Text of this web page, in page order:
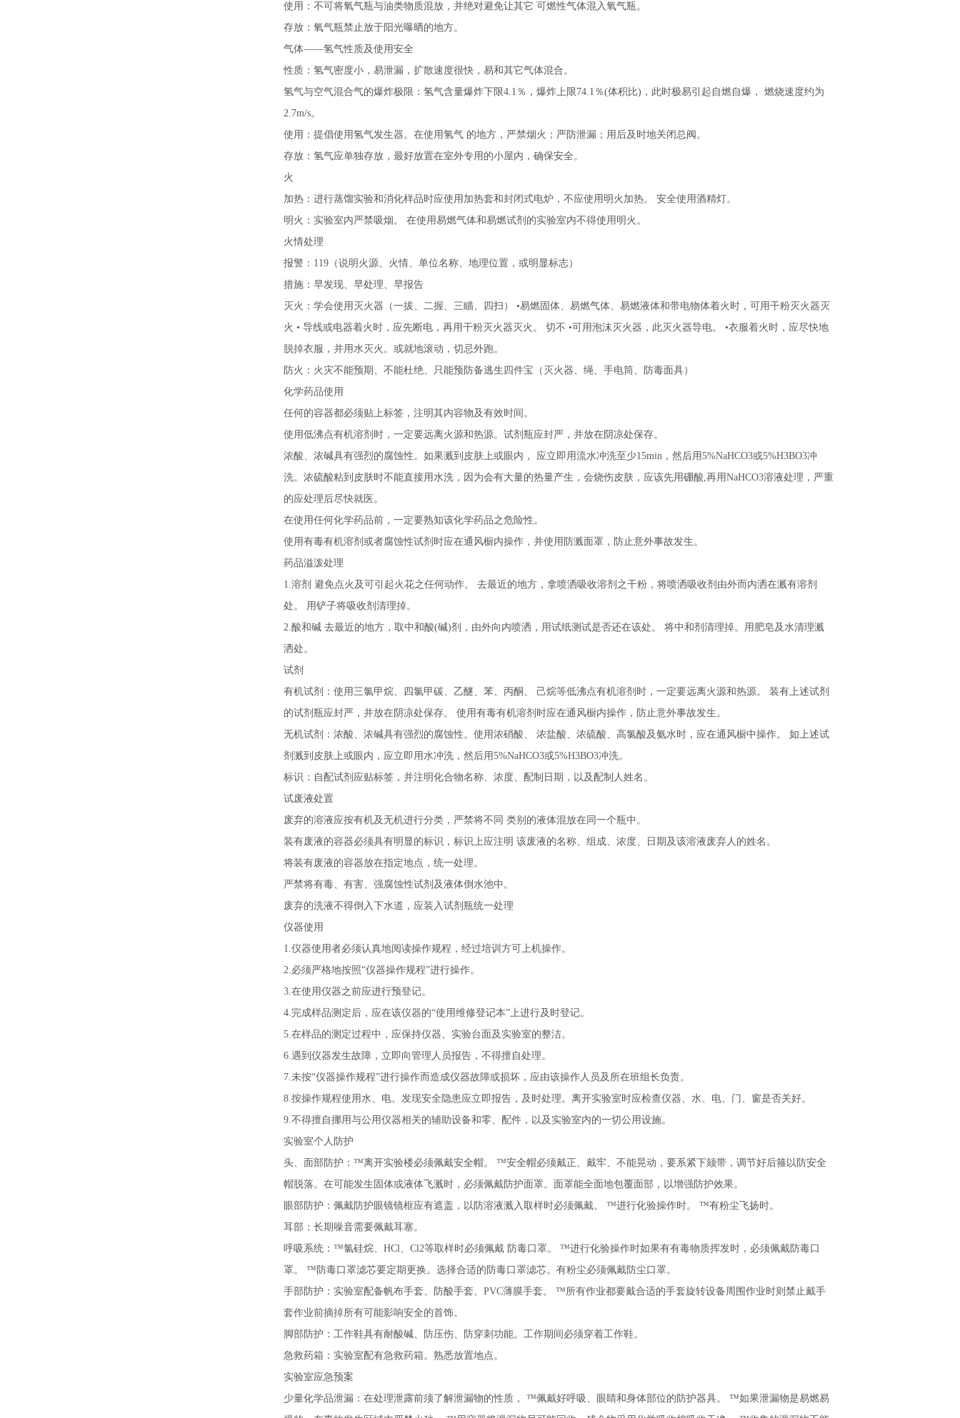
使用：不可将氧气瓶与油类物质混放，并绝对避免让其它 可燃性气体混入氧气瓶。
存放：氧气瓶禁止放于阳光曝晒的地方。
气体——氢气性质及使用安全
性质：氢气密度小，易泄漏，扩散速度很快，易和其它气体混合。
氢气与空气混合气的爆炸极限：氢气含量爆炸下限4.1％，爆炸上限74.1％(体积比)，此时极易引起自燃自爆， 燃烧速度约为
2.7m/s。
使用：提倡使用氢气发生器。在使用氢气 的地方，严禁烟火；严防泄漏；用后及时地关闭总阀。
存放：氢气应单独存放，最好放置在室外专用的小屋内，确保安全。
火
加热：进行蒸馏实验和消化样品时应使用加热套和封闭式电炉，不应使用明火加热。 安全使用酒精灯。
明火：实验室内严禁吸烟。 在使用易燃气体和易燃试剂的实验室内不得使用明火。
火情处理
报警：119（说明火源、火情、单位名称、地理位置，或明显标志）
措施：早发现、早处理、早报告
灭火：学会使用灭火器（一拔、二握、三瞄、四扫） •易燃固体、易燃气体、易燃液体和带电物体着火时，可用干粉灭火器灭
火 • 导线或电器着火时，应先断电，再用干粉灭火器灭火。 切不 •可用泡沫灭火器，此灭火器导电。 •衣服着火时，应尽快地
脱掉衣服，并用水灭火。或就地滚动，切忌外跑。
防火：火灾不能预期、不能杜绝、只能预防备逃生四件宝（灭火器、绳、手电筒、防毒面具）
化学药品使用
任何的容器都必须贴上标签，注明其内容物及有效时间。
使用低沸点有机溶剂时，一定要远离火源和热源。试剂瓶应封严，并放在阴凉处保存。
浓酸、浓碱具有强烈的腐蚀性。如果溅到皮肤上或眼内， 应立即用流水冲洗至少15min，然后用5%NaHCO3或5%H3BO3冲
洗。浓硫酸粘到皮肤时不能直接用水洗，因为会有大量的热量产生，会烧伤皮肤，应该先用硼酸,再用NaHCO3溶液处理，严重
的应处理后尽快就医。
在使用任何化学药品前，一定要熟知该化学药品之危险性。
使用有毒有机溶剂或者腐蚀性试剂时应在通风橱内操作，并使用防溅面罩，防止意外事故发生。
药品溢泼处理
1.溶剂 避免点火及可引起火花之任何动作。 去最近的地方，拿喷洒吸收溶剂之干粉，将喷洒吸收剂由外而内洒在溅有溶剂
处。 用铲子将吸收剂清理掉。
2.酸和碱 去最近的地方，取中和酸(碱)剂，由外向内喷洒，用试纸测试是否还在该处。 将中和剂清理掉。用肥皂及水清理溅
洒处。
试剂
有机试剂：使用三氯甲烷、四氯甲碳、乙醚、苯、丙酮、 己烷等低沸点有机溶剂时，一定要远离火源和热源。 装有上述试剂
的试剂瓶应封严，并放在阴凉处保存。 使用有毒有机溶剂时应在通风橱内操作，防止意外事故发生。
无机试剂：浓酸、浓碱具有强烈的腐蚀性。使用浓硝酸、 浓盐酸、浓硫酸、高氯酸及氨水时，应在通风橱中操作。 如上述试
剂溅到皮肤上或眼内，应立即用水冲洗，然后用5%NaHCO3或5%H3BO3冲洗。
标识：自配试剂应贴标签，并注明化合物名称、浓度、配制日期，以及配制人姓名。
试废液处置
废弃的溶液应按有机及无机进行分类，严禁将不同 类别的液体混放在同一个瓶中。
装有废液的容器必须具有明显的标识，标识上应注明 该废液的名称、组成、浓度、日期及该溶液废弃人的姓名。
将装有废液的容器放在指定地点，统一处理。
严禁将有毒、有害、强腐蚀性试剂及液体倒水池中。
废弃的洗液不得倒入下水道，应装入试剂瓶统一处理
仪器使用
1.仪器使用者必须认真地阅读操作规程，经过培训方可上机操作。
2.必须严格地按照“仪器操作规程”进行操作。
3.在使用仪器之前应进行预登记。
4.完成样品测定后，应在该仪器的“使用维修登记本”上进行及时登记。
5.在样品的测定过程中，应保持仪器、实验台面及实验室的整洁。
6.遇到仪器发生故障，立即向管理人员报告，不得擅自处理。
7.未按“仪器操作规程”进行操作而造成仪器故障或损坏，应由该操作人员及所在班组长负责。
8.按操作规程使用水、电。发现安全隐患应立即报告，及时处理。离开实验室时应检查仪器、水、电、门、窗是否关好。
9.不得擅自挪用与公用仪器相关的辅助设备和零、配件，以及实验室内的一切公用设施。
实验室个人防护
头、面部防护：™离开实验楼必须佩戴安全帽。 ™安全帽必须戴正、戴牢、不能晃动，要系紧下颏带，调节好后箍以防安全
帽脱落。在可能发生固体或液体飞溅时，必须佩戴防护面罩。面罩能全面地包覆面部，以增强防护效果。
眼部防护：佩戴防护眼镜镜框应有遮盖，以防溶液溅入取样时必须佩戴。 ™进行化验操作时。 ™有粉尘飞扬时。
耳部：长期噪音需要佩戴耳塞。
呼吸系统：™氯硅烷、HCl、Cl2等取样时必须佩戴 防毒口罩。 ™进行化验操作时如果有有毒物质挥发时，必须佩戴防毒口
罩。 ™防毒口罩滤芯要定期更换。选择合适的防毒口罩滤芯。有粉尘必须佩戴防尘口罩。
手部防护：实验室配备帆布手套、防酸手套、PVC薄膜手套。 ™所有作业都要戴合适的手套旋转设备周围作业时则禁止戴手
套作业前摘掉所有可能影响安全的首饰。
脚部防护：工作鞋具有耐酸碱、防压伤、防穿刺功能。工作期间必须穿着工作鞋。
急救药箱：实验室配有急救药箱。熟悉放置地点。
实验室应急预案
少量化学品泄漏：在处理泄露前须了解泄漏物的性质， ™佩戴好呼吸、眼睛和身体部位的防护器具。 ™如果泄漏物是易燃易